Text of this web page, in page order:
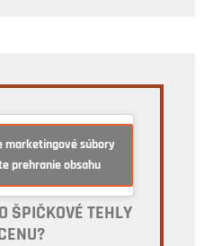
marketingové súbory
prehranie obsahu
ŠPIČKOVÉ TEHLY